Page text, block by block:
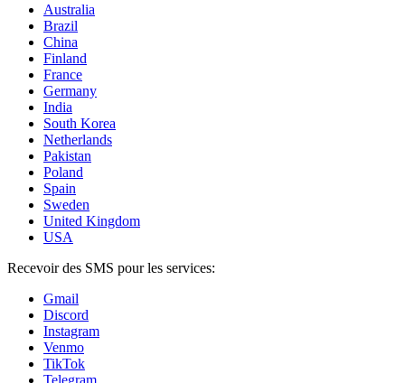
Australia
Brazil
China
Finland
France
Germany
India
South Korea
Netherlands
Pakistan
Poland
Spain
Sweden
United Kingdom
USA
Recevoir des SMS pour les services:
Gmail
Discord
Instagram
Venmo
TikTok
Telegram